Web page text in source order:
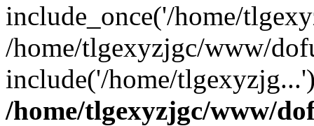
include_once('/home/
/home/tlgexyzjgc/www/
include('/home/
/home/tlgexyzjgc/www/